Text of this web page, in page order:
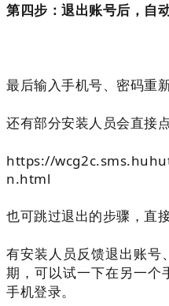
第四步：退出账号后，自
最后输入手机号、密码重
还有部分安装人员会直接
https://
n.html
也可跳过退出的步骤，直
有安装人员反馈退出账号
期，可以试一下在另一个
手机登录。